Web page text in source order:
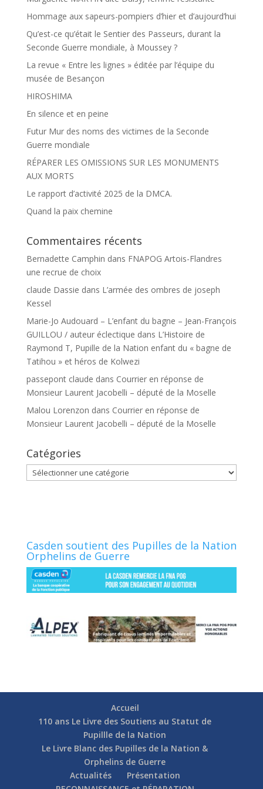
Hommage aux sapeurs-pompiers d’hier et d’aujourd’hui
Qu’est-ce qu’était le Sentier des Passeurs, durant la
Seconde Guerre mondiale, à Moussey ?
La revue « Entre les lignes » éditée par l’équipe du
musée de Besançon
HIROSHIMA
En silence et en peine
Futur Mur des noms des victimes de la Seconde
Guerre mondiale
RÉPARER LES OMISSIONS SUR LES MONUMENTS
AUX MORTS
Le rapport d’activité 2025 de la DMCA.
Quand la paix chemine
Commentaires récents
Bernadette Camphin dans FNAPOG Artois-Flandres
une recrue de choix
claude Dassie dans L’armée des ombres de joseph
Kessel
Marie-Jo Audouard – L’enfant du bagne – Jean-François
GUILLOU / auteur éclectique dans L’Histoire de
Raymond T, Pupille de la Nation enfant du « bagne de
Tatihou » et héros de Kolwezi
passepont claude dans Courrier en réponse de
Monsieur Laurent Jacobelli – député de la Moselle
Malou Lorenzon dans Courrier en réponse de
Monsieur Laurent Jacobelli – député de la Moselle
Catégories
Catégories
Casden soutient des Pupilles de la Nation
Orphelins de Guerre
Accueil
110 ans Le Livre des Soutiens au Statut de
Pupillle de la Nation
Le Livre Blanc des Pupilles de la Nation &
Orphelins de Guerre
Actualités
Présentation